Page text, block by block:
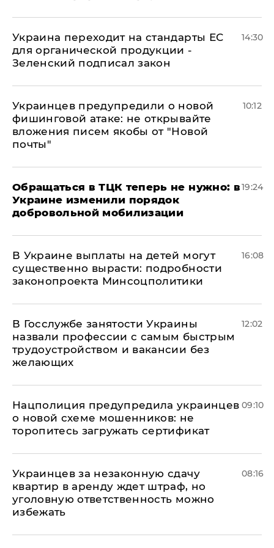
Украина переходит на стандарты ЕС
для органической продукции -
Зеленский подписал закон
14:30
Украинцев предупредили о новой
фишинговой атаке: не открывайте
вложения писем якобы от "Новой
почты"
10:12
Обращаться в ТЦК теперь не нужно: в
Украине изменили порядок
добровольной мобилизации
19:24
В Украине выплаты на детей могут
существенно вырасти: подробности
законопроекта Минсоцполитики
16:08
В Госслужбе занятости Украины
назвали профессии с самым быстрым
трудоустройством и вакансии без
желающих
12:02
Нацполиция предупредила украинцев
о новой схеме мошенников: не
торопитесь загружать сертификат
09:10
Украинцев за незаконную сдачу
квартир в аренду ждет штраф, но
уголовную ответственность можно
избежать
08:16